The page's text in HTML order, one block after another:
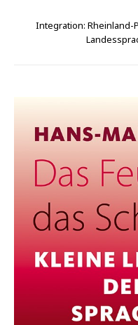
Integration: